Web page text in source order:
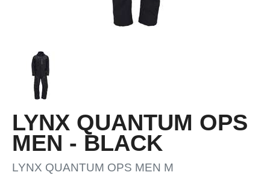
LYNX QUANTUM OPS
MEN - BLACK
LYNX QUANTUM OPS MEN M